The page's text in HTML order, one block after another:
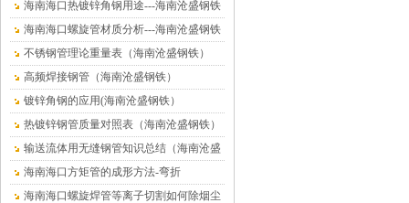
海南海口热镀锌角钢用途---海南沧盛钢铁
海南海口螺旋管材质分析---海南沧盛钢铁
不锈钢管理论重量表（海南沧盛钢铁）
高频焊接钢管（海南沧盛钢铁）
镀锌角钢的应用(海南沧盛钢铁）
热镀锌钢管质量对照表（海南沧盛钢铁）
输送流体用无缝钢管知识总结（海南沧盛
钢铁）
海南海口方矩管的成形方法-弯折
海南海口螺旋焊管等离子切割如何除烟尘